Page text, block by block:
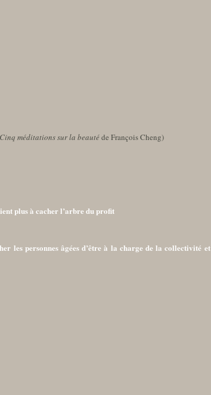
Cinq méditations sur la beautéde François Cheng)
plus à cacher l’arbre du profit
les personnes âgées d’être à la charge de la collectivité et